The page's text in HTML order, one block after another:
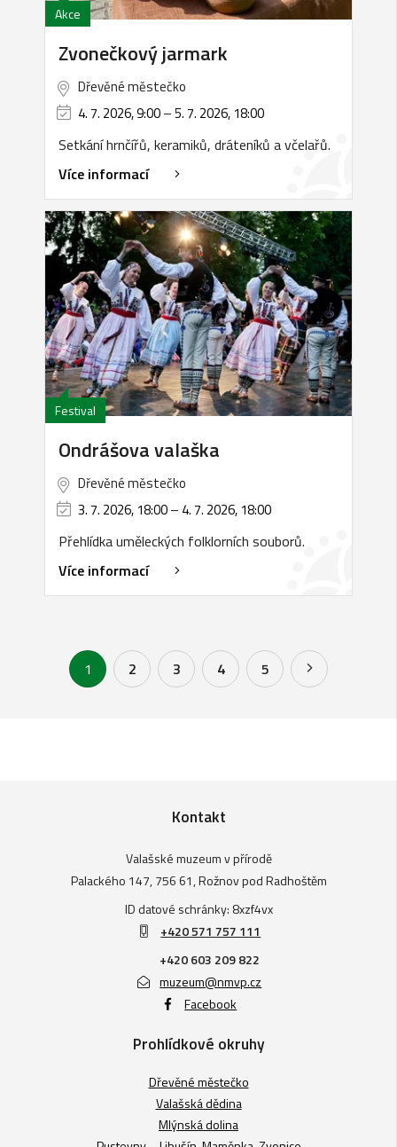
Akce
Zvonečkový jarmark
Dřevěné městečko
4. 7. 2026, 9:00–5. 7. 2026, 18:00
Setkání hrnčířů, keramiků, dráteníků a včelařů.
Více informací
Festival
Ondrášova valaška
Dřevěné městečko
3. 7. 2026, 18:00– 4. 7. 2026, 18:00
Přehlídka uměleckých folklorních souborů.
Více informací
1 2 3 4 5
Kontakt
Valašské muzeum v přírodě
Palackého 147, 756 61, Rožnov pod Radhoštěm
ID datové schránky: 8xzf4vx
+420 571 757 111
+420 603 209 822
muzeum@nmvp.cz
Facebook
Prohlídkové okruhy
Dřevěné městečko
Valašská dědina
Mlýnská dolina